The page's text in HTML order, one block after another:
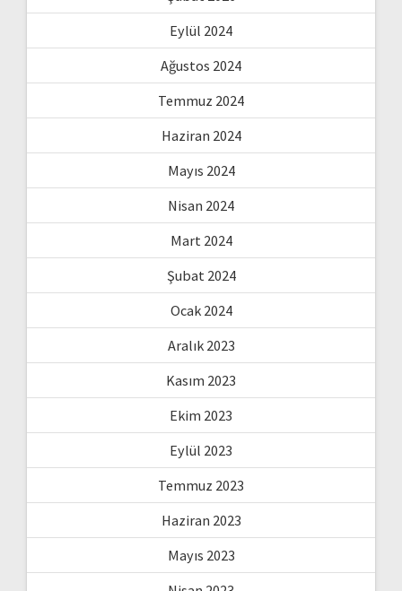
Eylül 2024
Ağustos 2024
Temmuz 2024
Haziran 2024
Mayıs 2024
Nisan 2024
Mart 2024
Şubat 2024
Ocak 2024
Aralık 2023
Kasım 2023
Ekim 2023
Eylül 2023
Temmuz 2023
Haziran 2023
Mayıs 2023